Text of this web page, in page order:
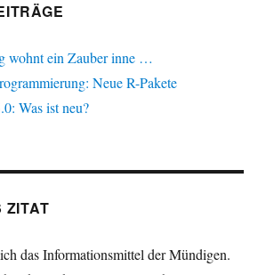
wohnt ein Zauber inne …
Neue R-Pakete
Was ist neu?
ZITAT
das Informationsmittel der Mündigen.